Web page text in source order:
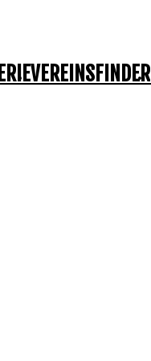
VEREINSFINDER